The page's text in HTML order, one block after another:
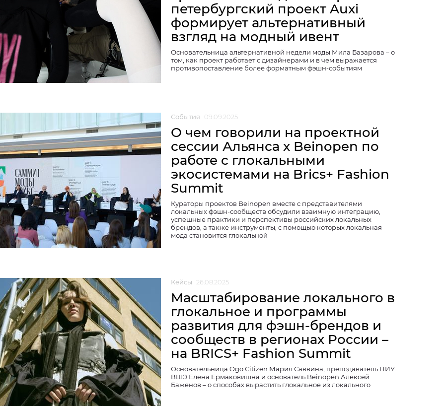
петербургский проект Auxi
формирует альтернативный
взгляд на модный ивент
Основательница альтернативной недели моды Мила Базарова – о
том, как проект работает с дизайнерами и в чем выражается
противопоставление более форматным фэшн-событиям
События 09.09.2025
О чем говорили на проектной
сессии Альянса x Beinopen по
работе с глокальными
экосистемами на Brics+ Fashion
Summit
Кураторы проектов Beinopen вместе с представителями
локальных фэшн-сообществ обсудили взаимную интеграцию,
успешные практики и перспективы российских локальных
брендов, а также инструменты, с помощью которых локальная
мода становится глокальной
Кейсы 26.08.2025
Масштабирование локального в
глокальное и программы
развития для фэшн-брендов и
сообществ в регионах России –
на BRICS+ Fashion Summit
Основательница Ogo Citizen Мария Саввина, преподаватель НИУ
ВШЭ Елена Ермаковишна и основатель Beinopen Алексей
Баженов – о способах вырастить глокальное из локального